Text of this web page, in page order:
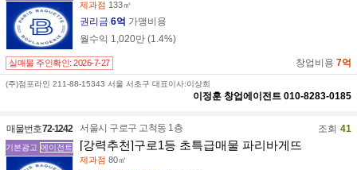
제과점 133㎡
권리금 6억 가맹비용
월수익 1,020만 (1.4%)
실매물 주인확인: 2026-7-27 창업비용 7억
(주)점포라인 211-88-15343 서울 서초구 대표이사:이상희
이정훈 창업에이전트 010-8283-0185
매물번호72-1242
기본광고 에이전트
서울시 구로구 고척동 1층 조회 41
[강력추천]구로1등 초특급매물 파리바게뜨
제과점 80㎡